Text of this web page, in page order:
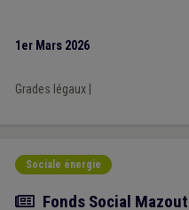
1er Mars 2026
Grades légaux|
Sociale énergie
Actualité
Fonds Social